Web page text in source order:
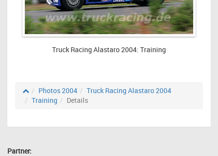
Truck Racing Alastaro 2004: Training
Photos 2004
Truck Racing Alastaro 2004
Training
Details
Partner: